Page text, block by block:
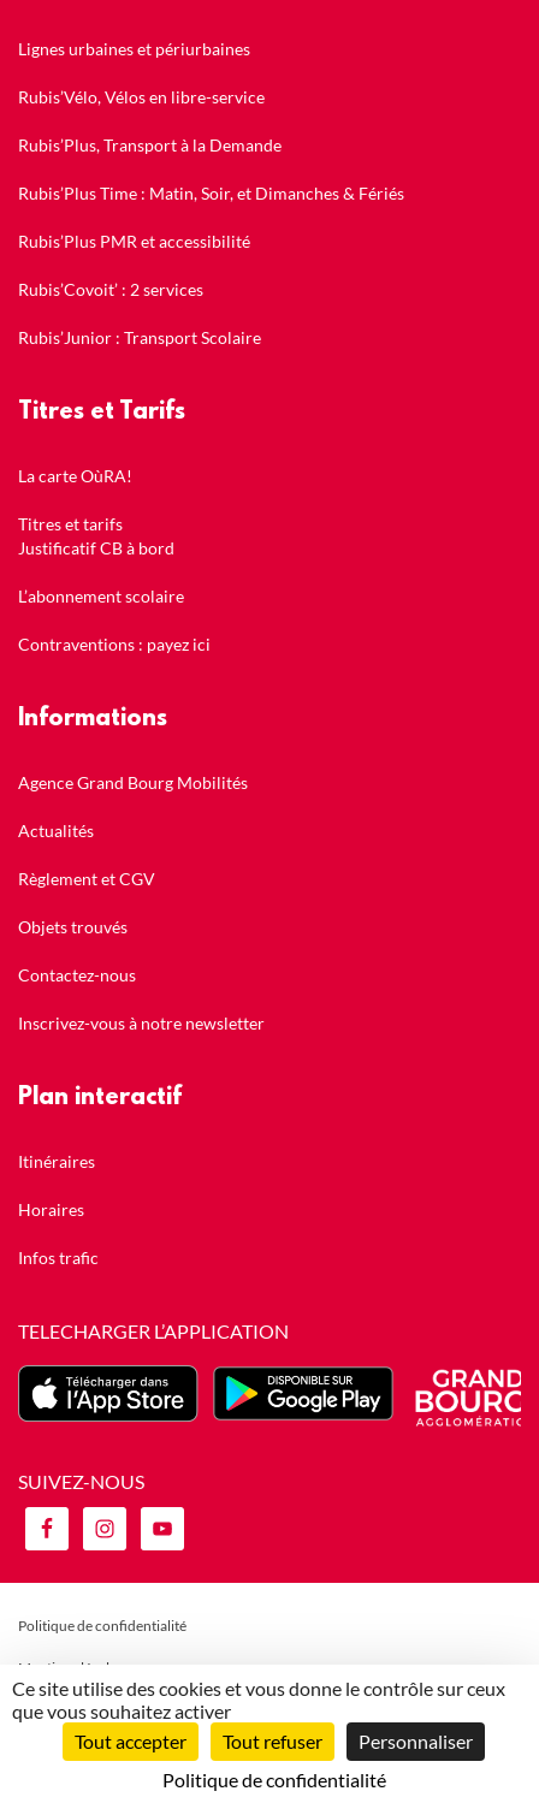
Lignes urbaines et périurbaines
Rubis’Vélo, Vélos en libre-service
Rubis’Plus, Transport à la Demande
Rubis’Plus Time : Matin, Soir, et Dimanches & Fériés
Rubis’Plus PMR et accessibilité
Rubis’Covoit’ : 2 services
Rubis’Junior : Transport Scolaire
Titres et Tarifs
La carte OùRA!
Titres et tarifs
Justificatif CB à bord
L’abonnement scolaire
Contraventions : payez ici
Informations
Agence Grand Bourg Mobilités
Actualités
Règlement et CGV
Objets trouvés
Contactez-nous
Inscrivez-vous à notre newsletter
Plan interactif
Itinéraires
Horaires
Infos trafic
TELECHARGER L’APPLICATION
SUIVEZ-NOUS
Politique de confidentialité
Mentions légales
Politique de gestion des cookies
Règlement et CGV
Ce site utilise des cookies et vous donne le contrôle sur ceux
que vous souhaitez activer
Tout accepter
Tout refuser
Personnaliser
Politique de confidentialité